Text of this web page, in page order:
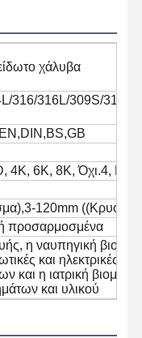
Με
Γύρος
Εργοστασίων
χάλυβα
316/316L/309S/
4K, 6K, 8K, Όχι.4,
120mm ((Κρυό
προσαρμοσμένα
η ναυπηγική
και ηλεκτρικές
και η ιατρική
και υλικού